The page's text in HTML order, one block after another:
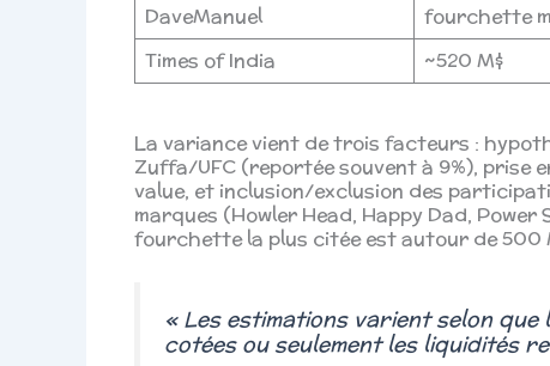
DaveManuel
fourchette
Times of India
~520 M$
La variance vient de trois facteurs :
Zuffa/UFC (reportée souvent à 9%), prise
value, et inclusion/exclusion des
marques (Howler Head, Happy Dad,
fourchette la plus citée est autour de 500
« Les estimations varient selon
cotées ou seulement les liquidités